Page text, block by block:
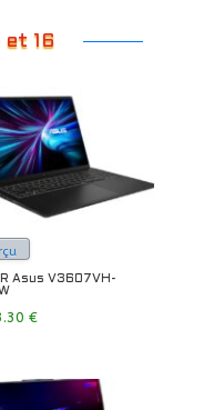
et 16
Asus V3607VH-
€